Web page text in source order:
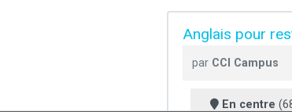
Anglais pour
par CCI Campus
En centre